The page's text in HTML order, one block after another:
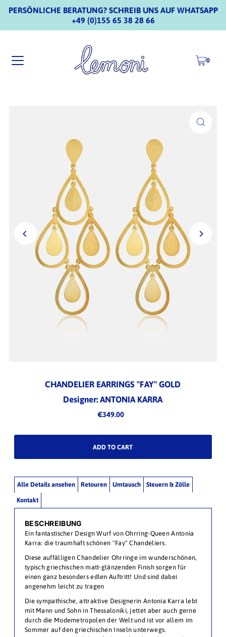
PERSÖNLICHE BERATUNG? SCHREIB UNS AUF WHATSAPP
+49 (0)155 65 38 28 66
0
CHANDELIER EARRINGS "FAY" GOLD
Designer: ANTONIA KARRA
€349.00
Alle Details ansehen Retouren Umtausch Steuern & Zölle
Kontakt
BESCHREIBUNG
Ein fantastischer Design Wurf von Ohrring-Queen Antonia
Karra: die traumhaft schönen "Fay" Chandeliers.
Diese auffälligen Chandelier Ohrringe im wunderschönen,
typisch griechischen matt-glänzenden Finish sorgen für
einen ganz besonders edlen Auftritt! Und sind dabei
angenehm leicht zu tragen
Die sympathische, attraktive Designerin Antonia Karra lebt
mit Mann und Sohn in Thessaloniki, jettet aber auch gerne
durch die Modemetropolen der Welt und ist vor allem im
Sommer auf den griechischen Inseln unterwegs.